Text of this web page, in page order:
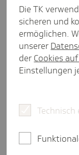
“Wir
schnell
lotsen,
Pres­se­mit­tei­lung
Presse und Politik
Hamburg, 25.
Einführung des
Die TK
sicheren und
ermöglichen.
unserer
der Cookies
Einstellungen
Technisch